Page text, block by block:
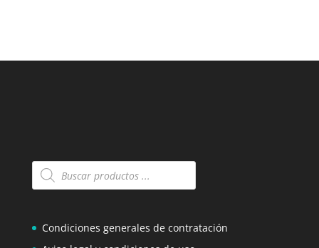
Búsqueda
de
Condiciones generales de contratación